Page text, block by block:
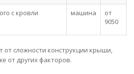
с кровли машина
от
9050
от сложности конструкции крыши,
от других факторов.